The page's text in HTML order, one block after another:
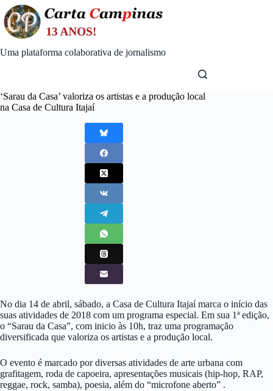
Skip
to
content
Uma plataforma colaborativa de jornalismo
‘Sarau da Casa’ valoriza os artistas e a produção local
na Casa de Cultura Itajaí
No dia 14 de abril, sábado, a Casa de Cultura Itajaí marca o início das
suas atividades de 2018 com um programa especial. Em sua 1ª edição,
o “Sarau da Casa”, com inicio às 10h, traz uma programação
diversificada que valoriza os artistas e a produção local.
O evento é marcado por diversas atividades de arte urbana com
grafitagem, roda de capoeira, apresentações musicais (hip-hop, RAP,
reggae, rock, samba), poesia, além do “microfone aberto” .